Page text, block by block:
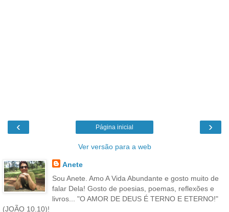
‹ ›
Página inicial
Ver versão para a web
Anete
Sou Anete. Amo A Vida Abundante e gosto muito de
falar Dela! Gosto de poesias, poemas, reflexões e
livros... "O AMOR DE DEUS É TERNO E ETERNO!"
(JOÃO 10.10)!